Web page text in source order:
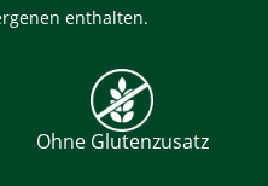
enthalten.
Ohne Glutenzusatz